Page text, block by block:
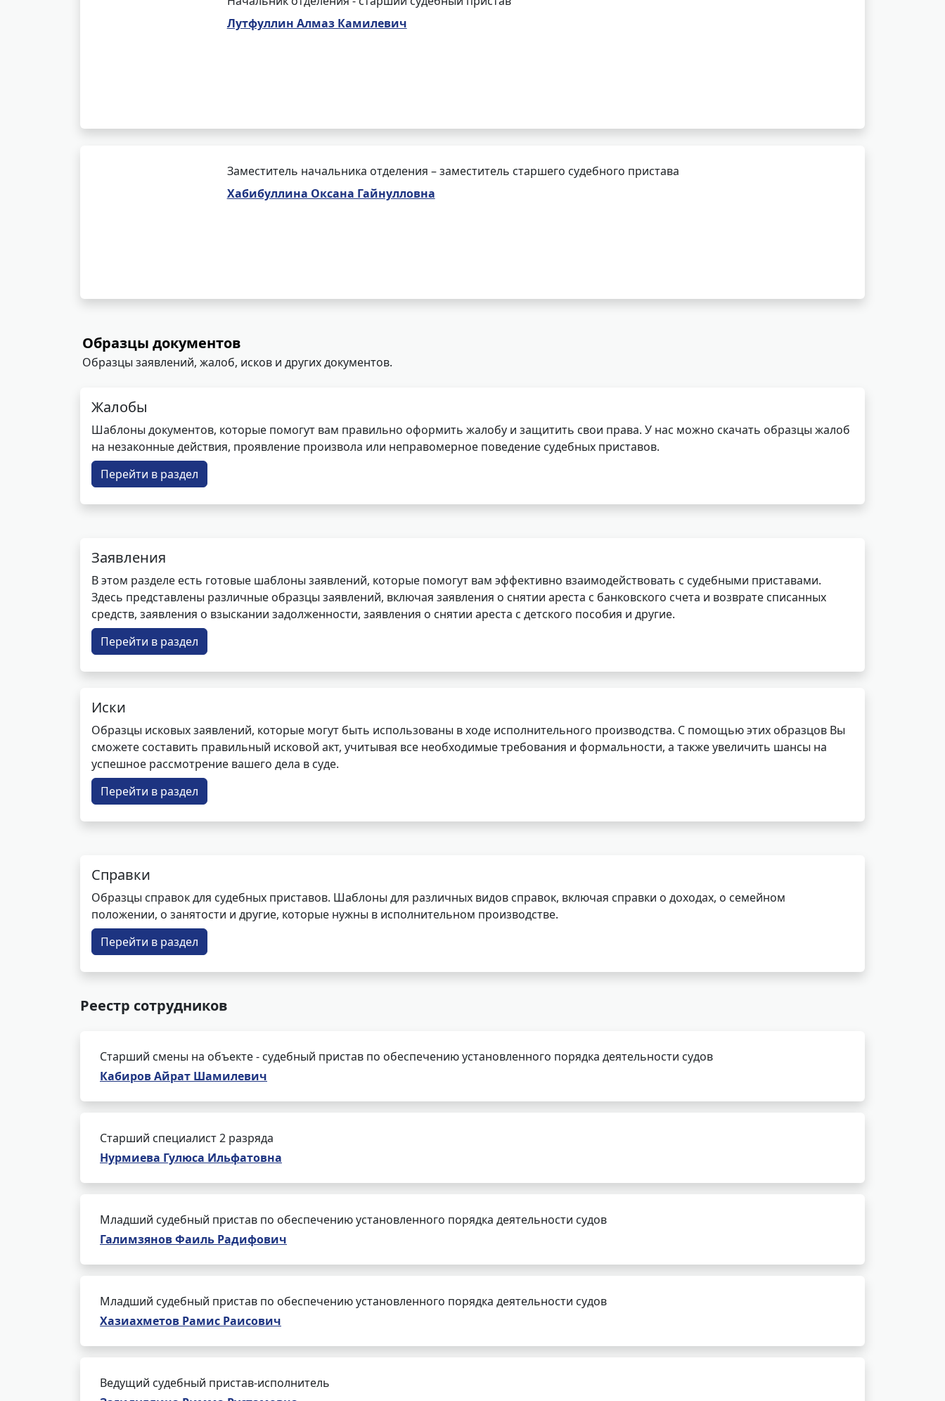
Лутфуллин Алмаз Камилевич
Заместитель начальника отделения – заместитель старшего судебного пристава
Хабибуллина Оксана Гайнулловна
Образцы документов
Образцы заявлений, жалоб, исков и других документов.
Жалобы
Шаблоны документов, которые помогут вам правильно оформить жалобу и защитить свои права. У нас можно скачать образцы жалоб
на незаконные действия, проявление произвола или неправомерное поведение судебных приставов.
Перейти в раздел
Заявления
В этом разделе есть готовые шаблоны заявлений, которые помогут вам эффективно взаимодействовать с судебными приставами.
Здесь представлены различные образцы заявлений, включая заявления о снятии ареста с банковского счета и возврате списанных
средств, заявления о взыскании задолженности, заявления о снятии ареста с детского пособия и другие.
Перейти в раздел
Иски
Образцы исковых заявлений, которые могут быть использованы в ходе исполнительного производства. С помощью этих образцов Вы
сможете составить правильный исковой акт, учитывая все необходимые требования и формальности, а также увеличить шансы на
успешное рассмотрение вашего дела в суде.
Перейти в раздел
Справки
Образцы справок для судебных приставов. Шаблоны для различных видов справок, включая справки о доходах, о семейном
положении, о занятости и другие, которые нужны в исполнительном производстве.
Перейти в раздел
Реестр сотрудников
Старший смены на объекте - судебный пристав по обеспечению установленного порядка деятельности судов
Кабиров Айрат Шамилевич
Старший специалист 2 разряда
Нурмиева Гулюса Ильфатовна
Младший судебный пристав по обеспечению установленного порядка деятельности судов
Галимзянов Фаиль Радифович
Младший судебный пристав по обеспечению установленного порядка деятельности судов
Хазиахметов Рамис Раисович
Ведущий судебный пристав-исполнитель